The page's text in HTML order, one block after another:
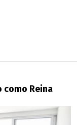
como Reina